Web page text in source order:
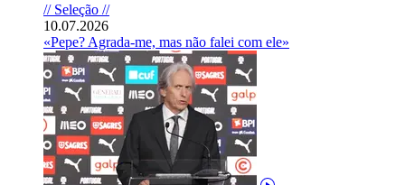
// Seleção //
10.07.2026
«Pepe? Agrada-me, mas não falei com ele»